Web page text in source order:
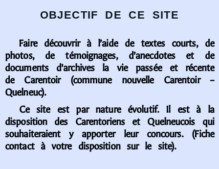
OBJECTIF DE CE SITE
Faire découvrir à l’aide de textes courts, de
photos, de témoignages, d’anecdotes et de
documents d’archives la vie passée et récente
de Carentoir (commune nouvelle Carentoir –
Quelneuc).
Ce site est par nature évolutif. Il est à la
disposition des Carentoriens et Quelneucois qui
souhaiteraient y apporter leur concours. (Fiche
contact à votre disposition sur le site).